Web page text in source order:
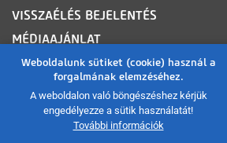
Weboldalunk sütiket (cookie) használ a
forgalmának elemzéséhez.
A weboldalon való böngészéshez kérjük
engedélyezze a sütik használatát!
További információk
VISSZAÉLÉS BEJELENTÉS
MÉDIAAJÁNLAT
OLDALTÉRKÉP
ROVATOK